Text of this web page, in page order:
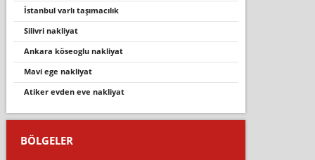
i̇stanbul varlı taşımacılık
silivri nakliyat
ankara köseoglu nakliyat
mavi̇ ege nakli̇yat
atiker evden eve nakliyat
BÖLGELER